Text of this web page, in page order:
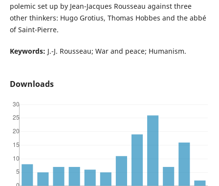
polemic set up by Jean-Jacques Rousseau against three
other thinkers: Hugo Grotius, Thomas Hobbes and the abbé
of Saint-Pierre.
Keywords: J.-J. Rousseau; War and peace; Humanism.
Downloads